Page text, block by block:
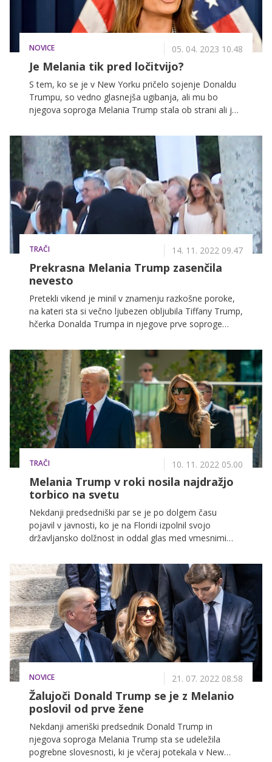
NOVICE 05. 04. 2023 10.48
Je Melania tik pred ločitvijo?
S tem, ko se je v New Yorku pričelo sojenje Donaldu
Trumpu, so vedno glasnejša ugibanja, ali mu bo
njegova soproga Melania Trump stala ob strani ali je
tujih medijev naj bi slavni par že nekaj časa živel
ločeno.
TRAČI 14. 11. 2022 09.47
Prekrasna Melania Trump zasenčila
nevesto
Pretekli vikend je minil v znamenju razkošne poroke,
na kateri sta si večno ljubezen obljubila Tiffany Trump,
hčerka Donalda Trumpa in njegove prve soproge
Nevesta je blestela v prekrasni poročni kreaciji, pod
katero se je podpisal modni oblikovalec Elie Saab, a jo
je zasenčila njena mačeha – Melania Trump.
TRAČI 10. 11. 2022 05.00
Melania Trump v roki nosila najdražjo
torbico na svetu
Nekdanji predsedniški par se je po dolgem času
pojavil v javnosti, ko je na Floridi izpolnil svojo
državljansko dolžnost in oddal glas med vmesnimi
za to priložnost izbrala še en eleganten in brezhiben
stajling, ki je poudaril njeno vitko linijo.
NOVICE 21. 07. 2022 08.58
Žalujoči Donald Trump se je z Melanio
poslovil od prve žene
Nekdanji ameriški predsednik Donald Trump in
njegova soproga Melania Trump sta se udeležila
pogrebne slovesnosti, ki je včeraj potekala v New